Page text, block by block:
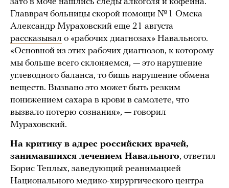
Главврач больницы скорой помощи № 1 Омска
Александр Мураховский еще 21 августа
рассказывал о «рабочих диагнозах» Навального.
«Основной из этих рабочих диагнозов, к которому
мы больше всего склоняемся, — это нарушение
углеводного баланса, то бишь нарушение обмена
веществ. Вызвано это может быть резким
понижением сахара в крови в самолете, что
вызвало потерю сознания», — говорил
Мураховский.
На критику в адрес российских врачей,
занимавшихся лечением Навального, ответил
Борис Теплых, заведующий реанимацией
Национального медико-хирургического центра